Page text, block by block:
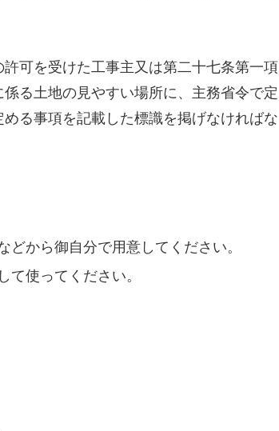
可を受けた工事主又は第二十七条第一項
る土地の見やすい場所に、主務省令で定
る事項を記載した標識を掲げなければな
から御自分で用意してください。
て使ってください。